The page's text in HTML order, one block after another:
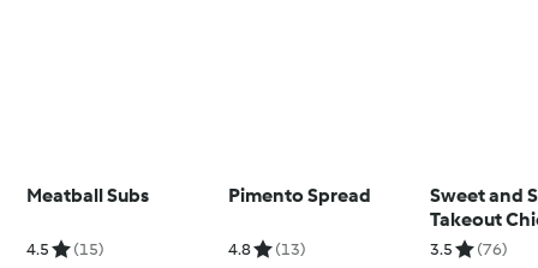
Meatball Subs
4.5 (15)
Pimento Spread
4.8 (13)
Sweet and
Takeout
3.5 (76)